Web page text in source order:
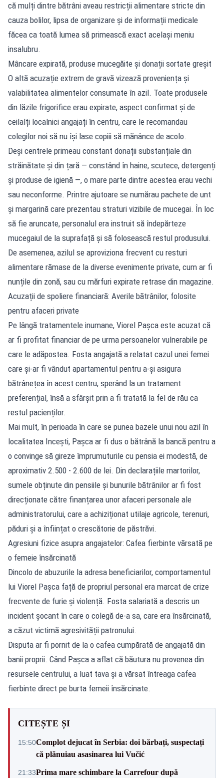
că mulți dintre bătrâni aveau restricții alimentare stricte din
cauza bolilor, lipsa de organizare și de informații medicale
făcea ca toată lumea să primească exact același meniu
insalubru.
Mâncare expirată, produse mucegăite și donații sortate greșit
O altă acuzație extrem de gravă vizează proveniența și
valabilitatea alimentelor consumate în azil. Toate produsele
din lăzile frigorifice erau expirate, aspect confirmat și de
ceilalți localnici angajați în centru, care le recomandau
colegilor noi să nu își lase copiii să mănânce de acolo.
Deși centrele primeau constant donații substanțiale din
străinătate și din țară — constând în haine, scutece, detergenți
și produse de igienă —, o mare parte dintre acestea erau vechi
sau neconforme. Printre ajutoare se numărau pachete de unt
și margarină care prezentau straturi vizibile de mucegai. În loc
să fie aruncate, personalul era instruit să îndepărteze
mucegaiul de la suprafață și să folosească restul produsului.
De asemenea, azilul se aproviziona frecvent cu resturi
alimentare rămase de la diverse evenimente private, cum ar fi
nunțile din zonă, sau cu mărfuri expirate retrase din magazine.
Acuzații de spoliere financiară: Averile bătrânilor, folosite
pentru afaceri private
Pe lângă tratamentele inumane, Viorel Pașca este acuzat că
ar fi profitat financiar de pe urma persoanelor vulnerabile pe
care le adăpostea. Fosta angajată a relatat cazul unei femei
care și-ar fi vândut apartamentul pentru a-și asigura
bătrânețea în acest centru, sperând la un tratament
preferențial, însă a sfârșit prin a fi tratată la fel de rău ca
restul pacienților.
Mai mult, în perioada în care se punea bazele unui nou azil în
localitatea Incești, Pașca ar fi dus o bătrână la bancă pentru a
o convinge să gireze împrumuturile cu pensia ei modestă, de
aproximativ 2.500 - 2.600 de lei. Din declarațiile martorilor,
sumele obținute din pensiile și bunurile bătrânilor ar fi fost
direcționate către finanțarea unor afaceri personale ale
administratorului, care a achiziționat utilaje agricole, terenuri,
păduri și a înființat o crescătorie de păstrăvi.
Agresiuni fizice asupra angajatelor: Cafea fierbinte vărsată pe
o femeie însărcinată
Dincolo de abuzurile la adresa beneficiarilor, comportamentul
lui Viorel Pașca față de propriul personal era marcat de crize
frecvente de furie și violență. Fosta salariată a descris un
incident șocant în care o colegă de-a sa, care era însărcinată,
a căzut victimă agresivității patronului.
Disputa ar fi pornit de la o cafea cumpărată de angajată din
banii proprii. Când Pașca a aflat că băutura nu provenea din
resursele centrului, a luat tava și a vărsat întreaga cafea
fierbinte direct pe burta femeii însărcinate.
CITEȘTE ȘI
15:50Complot dejucat în Serbia: doi bărbați, suspectați
că plănuiau asasinarea lui Vučić
21:33Prima mare schimbare la Carrefour după